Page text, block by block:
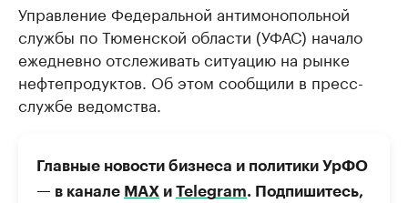
Управление Федеральной антимонопольной
службы по Тюменской области (УФАС) начало
ежедневно отслеживать ситуацию на рынке
нефтепродуктов. Об этом сообщили в пресс-
службе ведомства.
Главные новости бизнеса и политики УрФО
— в канале МАХ и Telegram. Подпишитесь,